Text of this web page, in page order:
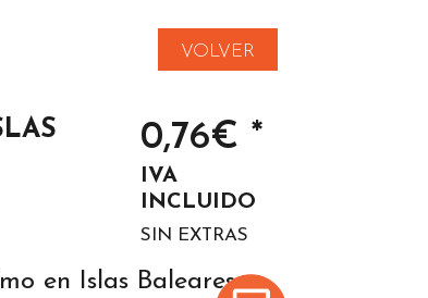
VOLVER
0,76€ *
IVA
INCLUIDO
SIN EXTRAS
en Islas Baleares